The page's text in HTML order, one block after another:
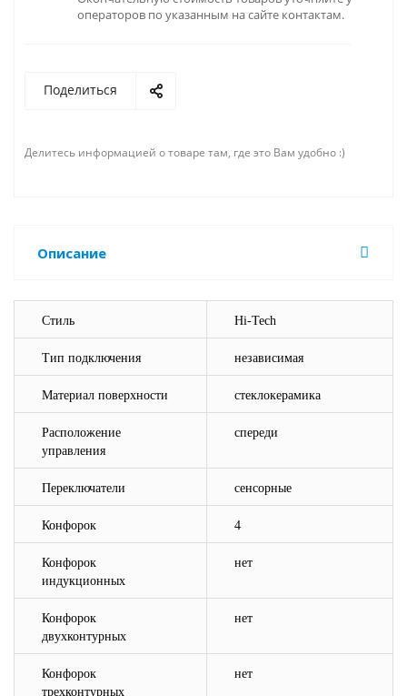
операторов по указанным на сайте контактам.
Поделиться
Делитесь информацией о товаре там, где это Вам удобно :)
Описание
Стиль Hi-Tech
Тип подключения независимая
Материал поверхности стеклокерамика
Расположение
управления
спереди
Переключатели сенсорные
Конфорок 4
Конфорок
индукционных
нет
Конфорок
двухконтурных
нет
Конфорок
трехконтурных
нет